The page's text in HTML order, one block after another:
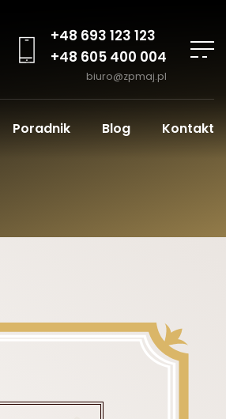
+48 693 123 123
+48 605 400 004
biuro@zpmaj.pl
Poradnik Blog Kontakt